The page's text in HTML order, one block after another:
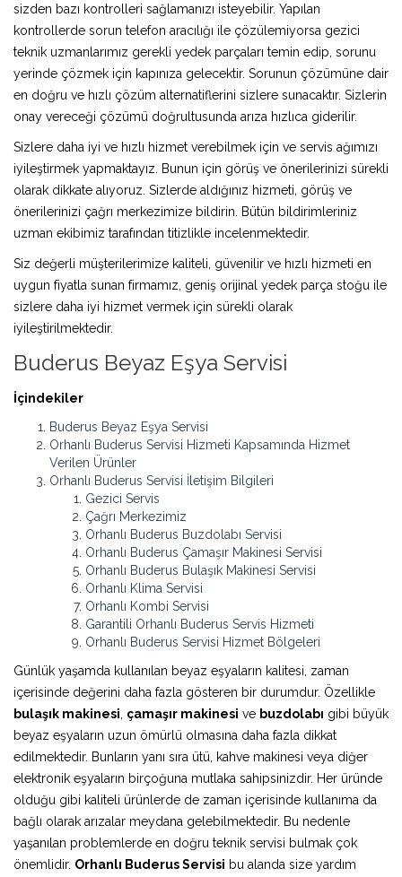
sizden bazı kontrolleri sağlamanızı isteyebilir. Yapılan
kontrollerde sorun telefon aracılığı ile çözülemiyorsa gezici
teknik uzmanlarımız gerekli yedek parçaları temin edip, sorunu
yerinde çözmek için kapınıza gelecektir. Sorunun çözümüne dair
en doğru ve hızlı çözüm alternatiflerini sizlere sunacaktır. Sizlerin
onay vereceği çözümü doğrultusunda arıza hızlıca giderilir.
Sizlere daha iyi ve hızlı hizmet verebilmek için ve servis ağımızı
iyileştirmek yapmaktayız. Bunun için görüş ve önerilerinizi sürekli
olarak dikkate alıyoruz. Sizlerde aldığınız hizmeti, görüş ve
önerilerinizi çağrı merkezimize bildirin. Bütün bildirimleriniz
uzman ekibimiz tarafından titizlikle incelenmektedir.
Siz değerli müşterilerimize kaliteli, güvenilir ve hızlı hizmeti en
uygun fiyatla sunan firmamız, geniş orijinal yedek parça stoğu ile
sizlere daha iyi hizmet vermek için sürekli olarak
iyileştirilmektedir.
Buderus Beyaz Eşya Servisi
İçindekiler
Buderus Beyaz Eşya Servisi
Orhanlı Buderus Servisi Hizmeti Kapsamında Hizmet
Verilen Ürünler
Orhanlı Buderus Servisi İletişim Bilgileri
Gezici Servis
Çağrı Merkezimiz
Orhanlı Buderus Buzdolabı Servisi
Orhanlı Buderus Çamaşır Makinesi Servisi
Orhanlı Buderus Bulaşık Makinesi Servisi
Orhanlı Klima Servisi
Orhanlı Kombi Servisi
Garantili Orhanlı Buderus Servis Hizmeti
Orhanlı Buderus Servisi Hizmet Bölgeleri
Günlük yaşamda kullanılan beyaz eşyaların kalitesi, zaman
içerisinde değerini daha fazla gösteren bir durumdur. Özellikle
bulaşık makinesi çamaşır makinesi ve buzdolabı gibi büyük
beyaz eşyaların uzun ömürlü olmasına daha fazla dikkat
edilmektedir. Bunların yanı sıra ütü, kahve makinesi veya diğer
elektronik eşyaların birçoğuna mutlaka sahipsinizdir. Her üründe
olduğu gibi kaliteli ürünlerde de zaman içerisinde kullanıma da
bağlı olarak arızalar meydana gelebilmektedir. Bu nedenle
yaşanılan problemlerde en doğru teknik servisi bulmak çok
önemlidir. Orhanlı Buderus Servisi bu alanda size yardım